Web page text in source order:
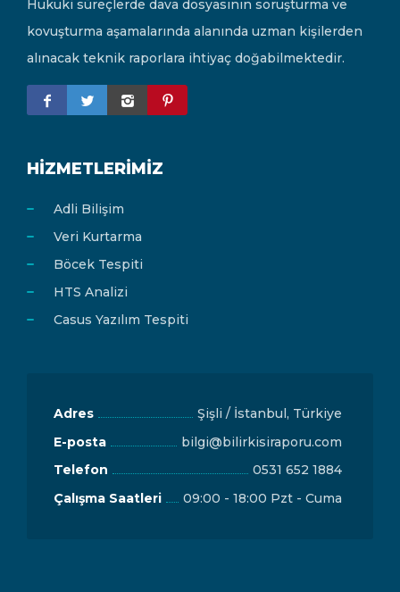
Hukuki süreçlerde dava dosyasının soruşturma ve
kovuşturma aşamalarında alanında uzman kişilerden
alınacak teknik raporlara ihtiyaç doğabilmektedir.
HIZMETLERIMIZ
Adli Bilişim
Veri Kurtarma
Böcek Tespiti
HTS Analizi
Casus Yazılım Tespiti
Adres
Şişli / İstanbul, Türkiye
E-posta
bilgi@bilirkisiraporu.com
Telefon
0531 652 1884
Çalışma Saatleri
09:00 - 18:00 Pzt - Cuma